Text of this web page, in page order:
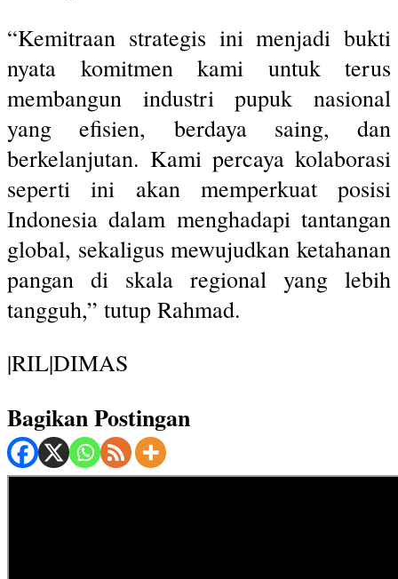
“Kemitraan strategis ini menjadi bukti
nyata komitmen kami untuk terus
membangun industri pupuk nasional
yang efisien, berdaya saing, dan
berkelanjutan. Kami percaya kolaborasi
seperti ini akan memperkuat posisi
Indonesia dalam menghadapi tantangan
global, sekaligus mewujudkan ketahanan
pangan di skala regional yang lebih
tangguh,” tutup Rahmad.
|RIL|DIMAS
Bagikan Postingan